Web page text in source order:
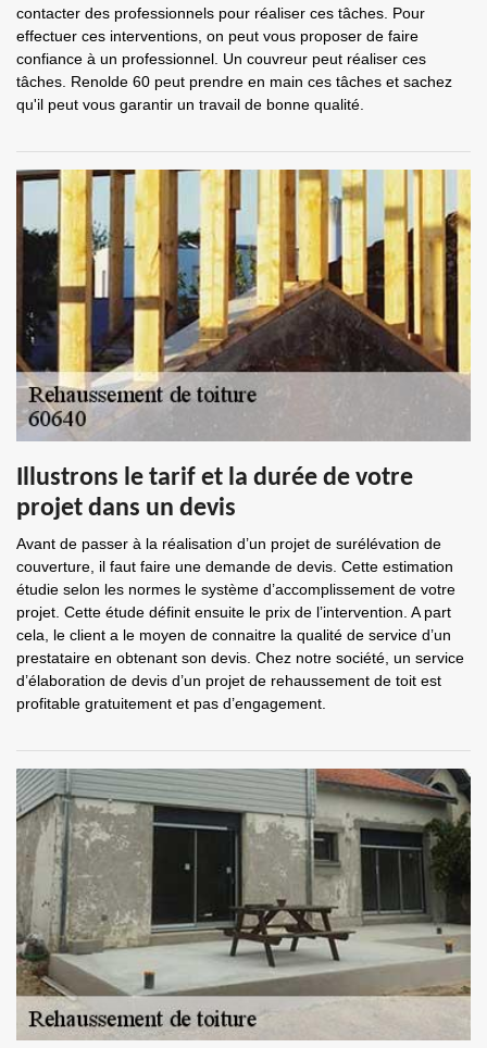
contacter des professionnels pour réaliser ces tâches. Pour
effectuer ces interventions, on peut vous proposer de faire
confiance à un professionnel. Un couvreur peut réaliser ces
tâches. Renolde 60 peut prendre en main ces tâches et sachez
qu'il peut vous garantir un travail de bonne qualité.
Illustrons le tarif et la durée de votre
projet dans un devis
Avant de passer à la réalisation d’un projet de surélévation de
couverture, il faut faire une demande de devis. Cette estimation
étudie selon les normes le système d’accomplissement de votre
projet. Cette étude définit ensuite le prix de l’intervention. A part
cela, le client a le moyen de connaitre la qualité de service d’un
prestataire en obtenant son devis. Chez notre société, un service
d’élaboration de devis d’un projet de rehaussement de toit est
profitable gratuitement et pas d’engagement.